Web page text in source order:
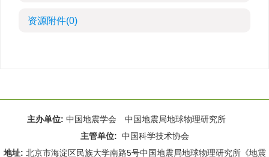
资源附件(0)
主办单位: 中国地震学会 中国地震局地球物理研究所
主管单位: 中国科学技术协会
地址: 北京市海淀区民族大学南路5号中国地震局地球物理研究所《地震